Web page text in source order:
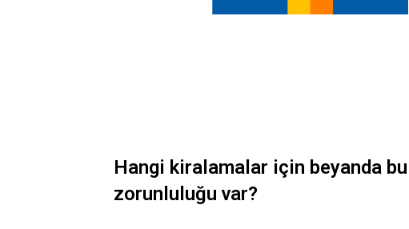
Hangi kiralamalar için beyanda
zorunluluğu var?